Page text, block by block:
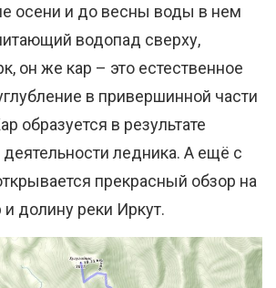
осени и до весны воды в нем
водопад сверху,
он же кар – это естественное
в привершинной части
образуется в результате
ледника. А ещё с
прекрасный обзор на
долину реки Иркут.